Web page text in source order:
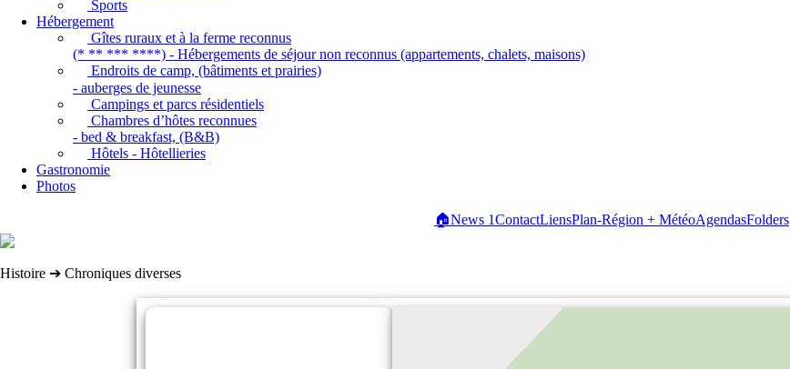
Sports
Hébergement
Gîtes ruraux et à la ferme reconnus
(* ** *** ****) - Hébergements de séjour non reconnus (appartements, chalets, maisons)
Endroits de camp, (bâtiments et prairies)
- auberges de jeunesse
Campings et parcs résidentiels
Chambres d’hôtes reconnues
- bed & breakfast, (B&B)
Hôtels - Hôtellieries
Gastronomie
Photos
🏠News 1ContactLiensPlan-Région + MétéoAgendasFolders
Histoire ➔ Chroniques diverses